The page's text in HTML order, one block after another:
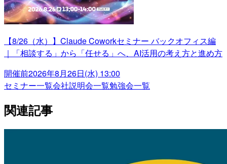
【8/26（水）】Claude Coworkセミナー バックオフィス編
｜「相談する」から「任せる」へ、AI活用の考え方と進め方
開催前2026年8月26日(水) 13:00
セミナー一覧会社説明会一覧勉強会一覧
関連記事